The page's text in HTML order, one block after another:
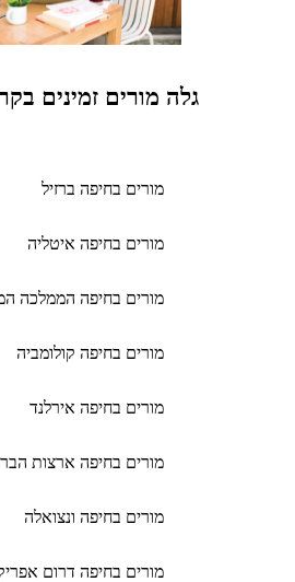
גלה מורים זמינים
מורים בחיפה ברזיל
מורים בחיפה איטליה
מורים בחיפה הממלכה
מורים בחיפה קולומביה
מורים בחיפה אירלנד
מורים בחיפה ארצות
מורים בחיפה ונצואלה
מורים בחיפה דרום